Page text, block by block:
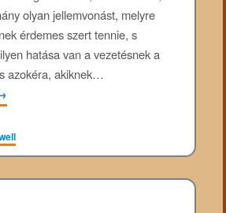
olyan jellemvonást, melyre
érdemes szert tennie, s
hatása van a vezetésnek a
azokéra, akiknek…